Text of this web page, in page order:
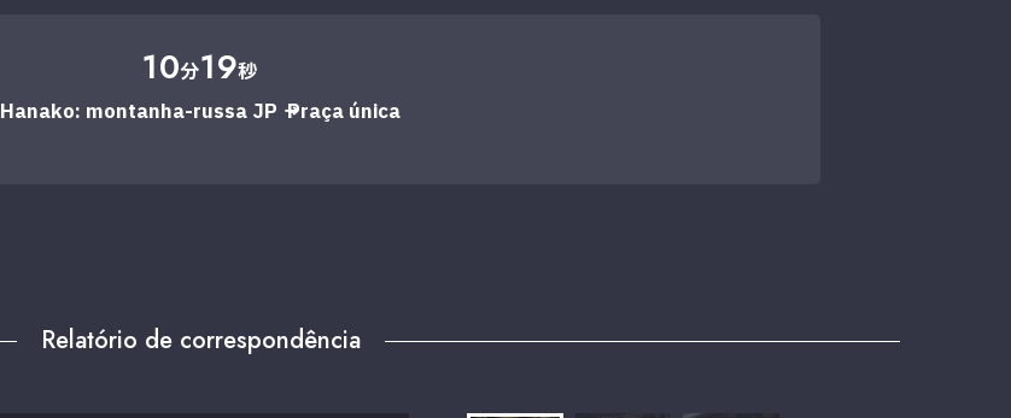
10分19秒
Hanako: montanha-russa JP → Praça única
Relatório de correspondência